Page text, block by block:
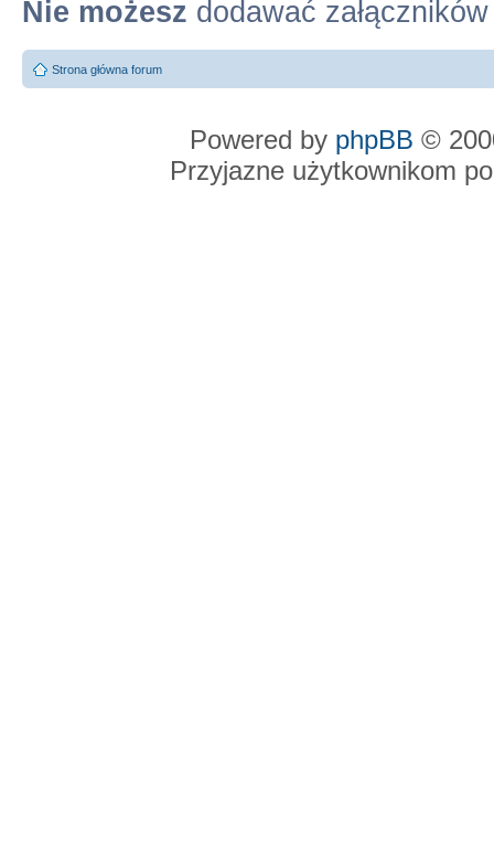
Nie możesz dodawać załączników
Strona główna forum
Powered by phpBB ©
Przyjazne użytkownikom